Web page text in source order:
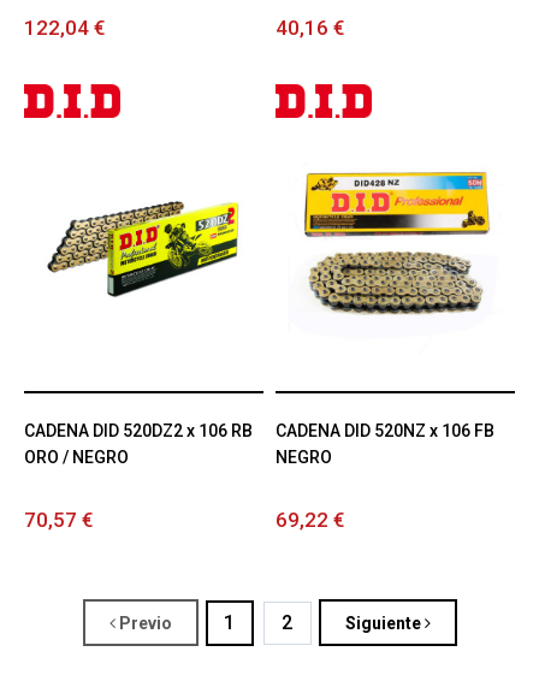
122,04 € 40,16 €
CADENA DID 520DZ2 x 106 RB
ORO / NEGRO
70,57 €
CADENA DID 520NZ x 106 FB
NEGRO
69,22 €
Previo 1 2 Siguiente